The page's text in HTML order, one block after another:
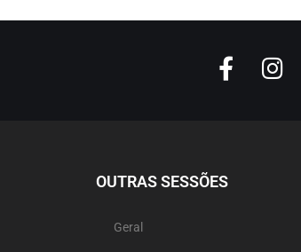
OUTRAS SESSÕES
Geral